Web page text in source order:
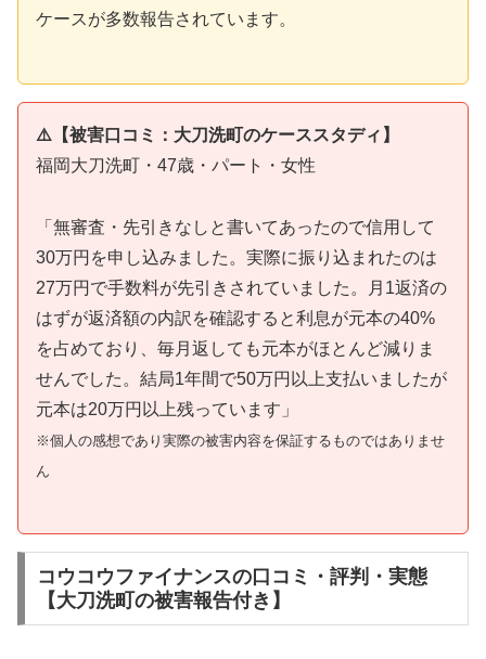
ケースが多数報告されています。
⚠️【被害口コミ：大刀洗町のケーススタディ】
福岡大刀洗町・47歳・パート・女性
「無審査・先引きなしと書いてあったので信用して
30万円を申し込みました。実際に振り込まれたのは
27万円で手数料が先引きされていました。月1返済の
はずが返済額の内訳を確認すると利息が元本の40%
を占めており、毎月返しても元本がほとんど減りま
せんでした。結局1年間で50万円以上支払いましたが
元本は20万円以上残っています」
※個人の感想であり実際の被害内容を保証するものではありませ
ん
コウコウファイナンスの口コミ・評判・実態
【大刀洗町の被害報告付き】